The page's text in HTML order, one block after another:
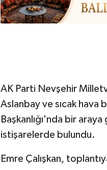
AK Parti Nevşehir
Aslanbay ve sıcak
Başkanlığı'nda bir
istişarelerde bulundu.
Emre Çalışkan,